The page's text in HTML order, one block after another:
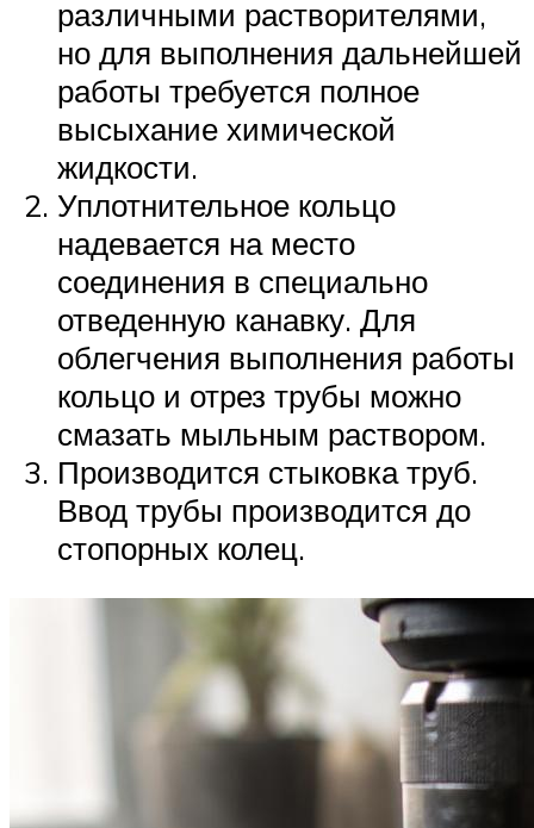
различными растворителями,
но для выполнения дальнейшей
работы требуется полное
высыхание химической
жидкости.
Уплотнительное кольцо
надевается на место
соединения в специально
отведенную канавку. Для
облегчения выполнения работы
кольцо и отрез трубы можно
смазать мыльным раствором.
Производится стыковка труб.
Ввод трубы производится до
стопорных колец.